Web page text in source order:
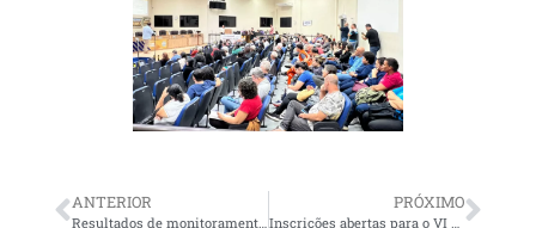
ANTERIOR PRÓXIMO